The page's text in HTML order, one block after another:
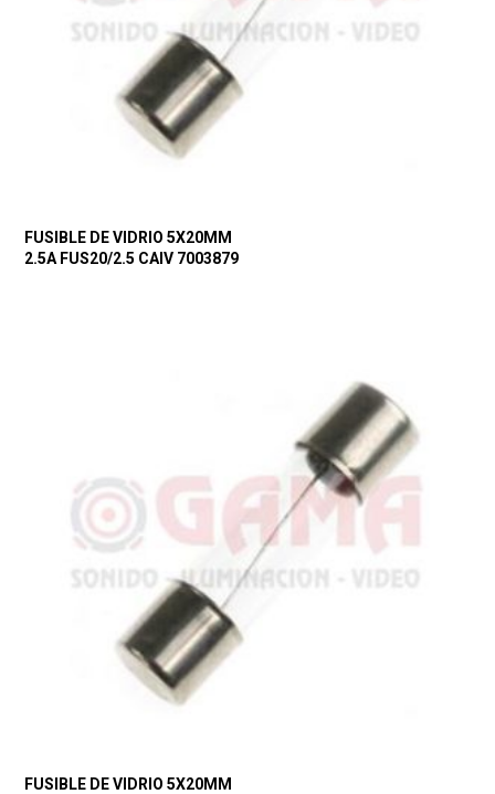
FUSIBLE DE VIDRIO 5X20MM
2.5A FUS20/2.5 CAIV 7003879
FUSIBLE DE VIDRIO 5X20MM